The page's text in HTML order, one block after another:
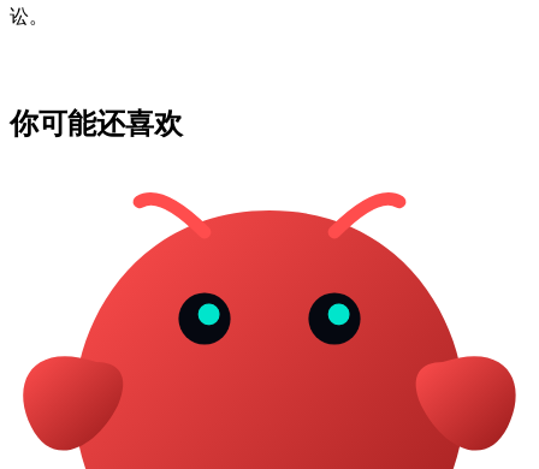
讼。
你可能还喜欢